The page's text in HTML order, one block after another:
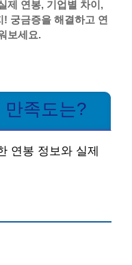
제 연봉, 기업별 차이,
궁금증을 해결하고 연
보세요.
만족도는?
연봉 정보와 실제